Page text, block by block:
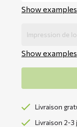
Show examples
Show examples
Livraison
Livraison 2-3